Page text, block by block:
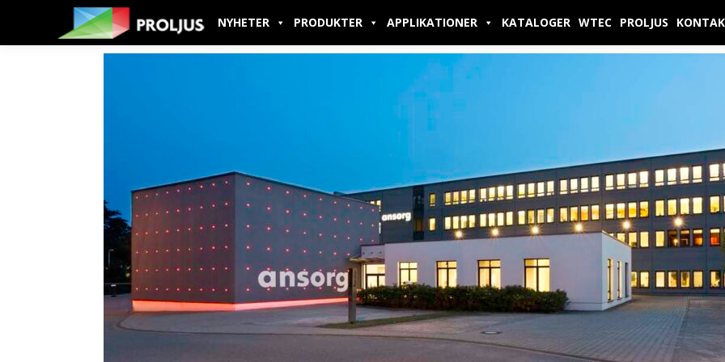
NYHETER PRODUKTER APPLIKATIONER KATALOGER WTEC PROLJUS